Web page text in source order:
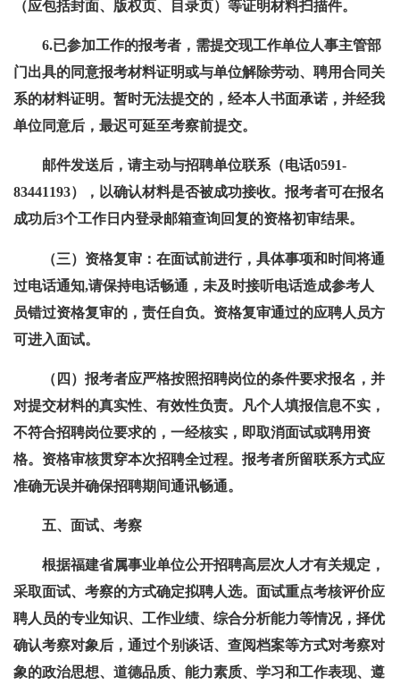
（应包括封面、版权页、目录页）等证明材料扫描件。
6.已参加工作的报考者，需提交现工作单位人事主管部
门出具的同意报考材料证明或与单位解除劳动、聘用合同关
系的材料证明。暂时无法提交的，经本人书面承诺，并经我
单位同意后，最迟可延至考察前提交。
邮件发送后，请主动与招聘单位联系（电话0591-
83441193），以确认材料是否被成功接收。报考者可在报名
成功后3个工作日内登录邮箱查询回复的资格初审结果。
（三）资格复审：在面试前进行，具体事项和时间将通
过电话通知,请保持电话畅通，未及时接听电话造成参考人
员错过资格复审的，责任自负。资格复审通过的应聘人员方
可进入面试。
（四）报考者应严格按照招聘岗位的条件要求报名，并
对提交材料的真实性、有效性负责。凡个人填报信息不实，
不符合招聘岗位要求的，一经核实，即取消面试或聘用资
格。资格审核贯穿本次招聘全过程。报考者所留联系方式应
准确无误并确保招聘期间通讯畅通。
五、面试、考察
根据福建省属事业单位公开招聘高层次人才有关规定，
采取面试、考察的方式确定拟聘人选。面试重点考核评价应
聘人员的专业知识、工作业绩、综合分析能力等情况，择优
确认考察对象后，通过个别谈话、查阅档案等方式对考察对
象的政治思想、道德品质、能力素质、学习和工作表现、遵